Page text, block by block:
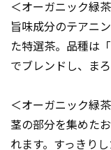
＜オーガニック緑
旨味成分のテアニ
た特選茶。品種は
でブレンドし、ま
＜オーガニック緑
茎の部分を集めた
れます。すっきり